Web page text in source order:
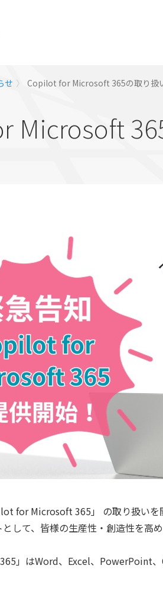
せ Copilot for Microsoft 365の取り扱
Microsoft
for Microsoft 365」 の取り扱いを
して、皆様の生産性・創造性を高
」はWord、Excel、PowerPoint